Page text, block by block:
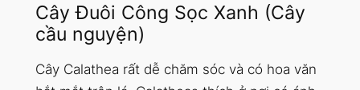
Cây Đuôi Công Sọc Xanh (Cây
cầu nguyện)
Cây Calathea rất dễ chăm sóc và có hoa văn